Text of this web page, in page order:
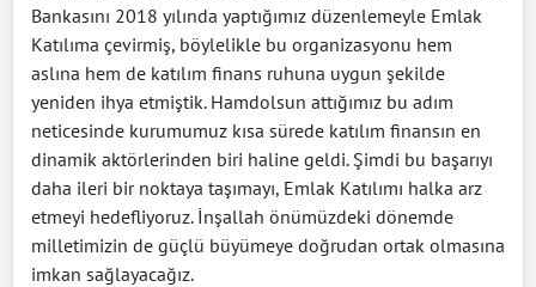
Bankasını 2018 yılında yaptığımız düzenlemeyle Emlak
Katılıma çevirmiş, böylelikle bu organizasyonu hem
aslına hem de katılım finans ruhuna uygun şekilde
yeniden ihya etmiştik. Hamdolsun attığımız bu adım
neticesinde kurumumuz kısa sürede katılım finansın en
dinamik aktörlerinden biri haline geldi. Şimdi bu başarıyı
daha ileri bir noktaya taşımayı, Emlak Katılımı halka arz
etmeyi hedefliyoruz. İnşallah önümüzdeki dönemde
milletimizin de güçlü büyümeye doğrudan ortak olmasına
imkan sağlayacağız.